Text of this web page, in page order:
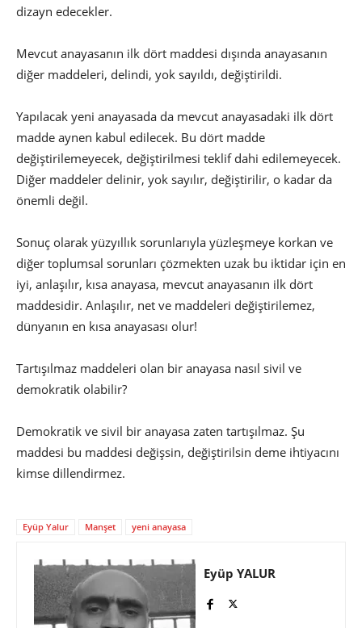
dizayn edecekler.
Mevcut anayasanın ilk dört maddesi dışında anayasanın
diğer maddeleri, delindi, yok sayıldı, değiştirildi.
Yapılacak yeni anayasada da mevcut anayasadaki ilk dört
madde aynen kabul edilecek. Bu dört madde
değiştirilemeyecek, değiştirilmesi teklif dahi edilemeyecek.
Diğer maddeler delinir, yok sayılır, değiştirilir, o kadar da
önemli değil.
Sonuç olarak yüzyıllık sorunlarıyla yüzleşmeye korkan ve
diğer toplumsal sorunları çözmekten uzak bu iktidar için en
iyi, anlaşılır, kısa anayasa, mevcut anayasanın ilk dört
maddesidir. Anlaşılır, net ve maddeleri değiştirilemez,
dünyanın en kısa anayasası olur!
Tartışılmaz maddeleri olan bir anayasa nasıl sivil ve
demokratik olabilir?
Demokratik ve sivil bir anayasa zaten tartışılmaz. Şu
maddesi bu maddesi değişsin, değiştirilsin deme ihtiyacını
kimse dillendirmez.
Eyüp Yalur Manşet yeni anayasa
Eyüp YALUR